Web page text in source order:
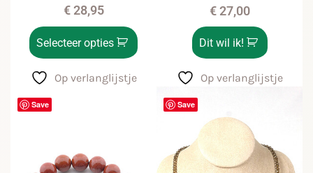
€28,95
Selecteer opties
Op verlanglijstje
€27,00
Dit wil ik!
Op verlanglijstje
Save Save